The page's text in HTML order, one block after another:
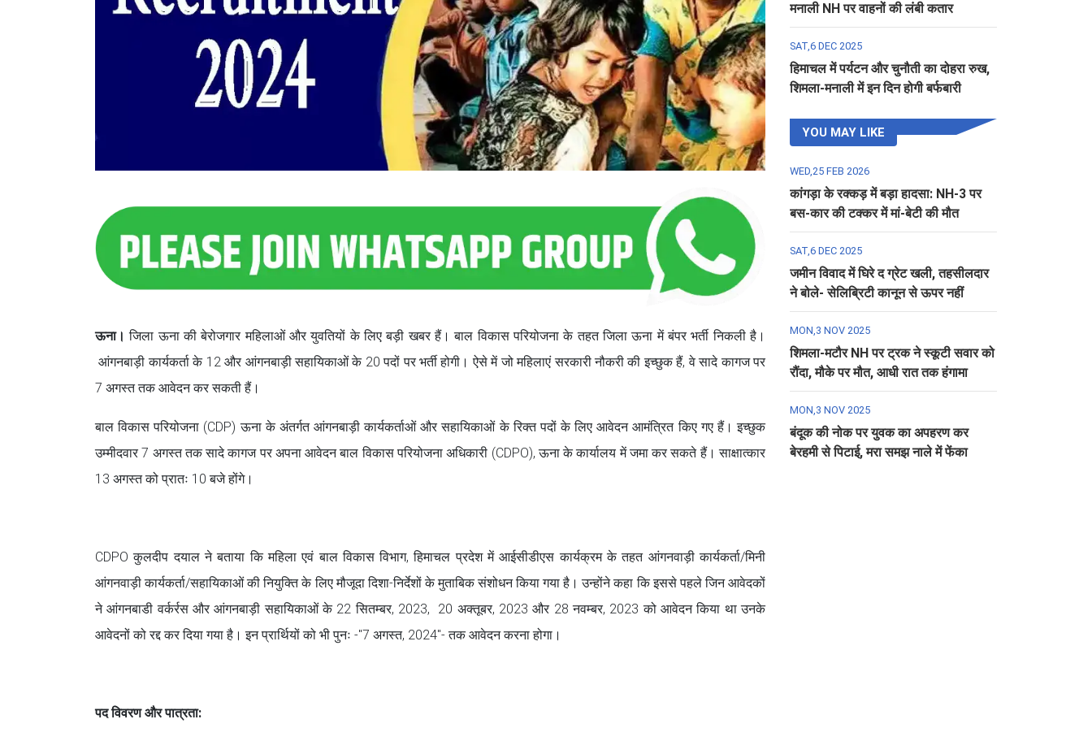
ऊना।जिला ऊना की बेरोजगार महिलाओं और युवतियों के लिए बड़ी खबर हैं। बाल विकास परियोजना के तहत जिला ऊना में बंपर भर्ती निकली है।
आंगनबाड़ी कार्यकर्ता के 12 और आंगनबाड़ी सहायिकाओं के 20 पदों पर भर्ती होगी। ऐसे में जो महिलाएं सरकारी नौकरी की इच्छुक हैं, वे सादे कागज पर
7 अगस्त तक आवेदन कर सकती हैं।
बाल विकास परियोजना (CDP) ऊना के अंतर्गत आंगनबाड़ी कार्यकर्ताओं और सहायिकाओं के रिक्त पदों के लिए आवेदन आमंत्रित किए गए हैं। इच्छुक
उम्मीदवार 7 अगस्त तक सादे कागज पर अपना आवेदन बाल विकास परियोजना अधिकारी (CDPO), ऊना के कार्यालय में जमा कर सकते हैं। साक्षात्कार
13 अगस्त को प्रातः 10 बजे होंगे।
CDPO कुलदीप दयाल ने बताया कि महिला एवं बाल विकास विभाग, हिमाचल प्रदेश में आईसीडीएस कार्यक्रम के तहत आंगनवाड़ी कार्यकर्ता/मिनी
आंगनवाड़ी कार्यकर्ता/सहायिकाओं की नियुक्ति के लिए मौजूदा दिशा-निर्देशों के मुताबिक संशोधन किया गया है। उन्होंने कहा कि इससे पहले जिन आवेदकों
ने आंगनबाडी वर्कर्रस और आंगनबाड़ी सहायिकाओं के 22 सितम्बर, 2023, 20 अक्तूबर, 2023 और 28 नवम्बर, 2023 को आवेदन किया था उनके
आवेदनों को रद्द कर दिया गया है। इन प्रार्थियों को भी पुनः -"7 अगस्त, 2024"- तक आवेदन करना होगा।
पद विवरण और पात्रता:
मनाली NH पर वाहनों की लंबी कतार
SAT,6 DEC 2025
हिमाचल में पर्यटन और चुनौती का दोहरा रुख,
शिमला-मनाली में इन दिन होगी बर्फबारी
YOU MAY LIKE
WED,25 FEB 2026
कांगड़ा के रक्कड़ में बड़ा हादसा: NH-3 पर
बस-कार की टक्कर में मां-बेटी की मौत
SAT,6 DEC 2025
जमीन विवाद में घिरे द ग्रेट खली, तहसीलदार
ने बोले- सेलिब्रिटी कानून से ऊपर नहीं
MON,3 NOV 2025
शिमला-मटौर NH पर ट्रक ने स्कूटी सवार को
रौंदा, मौके पर मौत, आधी रात तक हंगामा
MON,3 NOV 2025
बंदूक की नोक पर युवक का अपहरण कर
बेरहमी से पिटाई, मरा समझ नाले में फेंका